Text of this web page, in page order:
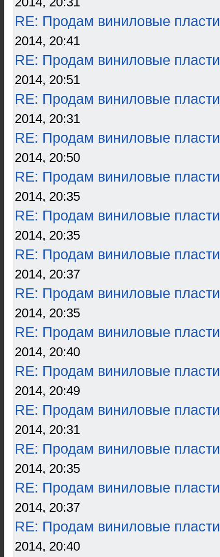
RE: Продам виниловые
2014, 20:41
RE: Продам виниловые
2014, 20:51
RE: Продам виниловые
2014, 20:31
RE: Продам виниловые
2014, 20:50
RE: Продам виниловые
2014, 20:35
RE: Продам виниловые
2014, 20:35
RE: Продам виниловые
2014, 20:37
RE: Продам виниловые
2014, 20:35
RE: Продам виниловые
2014, 20:40
RE: Продам виниловые
2014, 20:49
RE: Продам виниловые
2014, 20:31
RE: Продам виниловые
2014, 20:35
RE: Продам виниловые
2014, 20:37
RE: Продам виниловые
2014, 20:40